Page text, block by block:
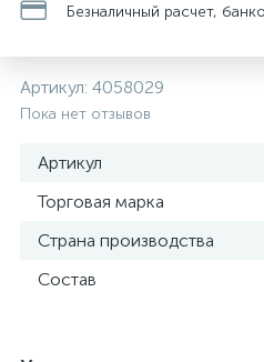
Безналичный расчет,
Артикул: 4058029
Пока нет отзывов
Артикул
Торговая марка
Страна производства
Состав